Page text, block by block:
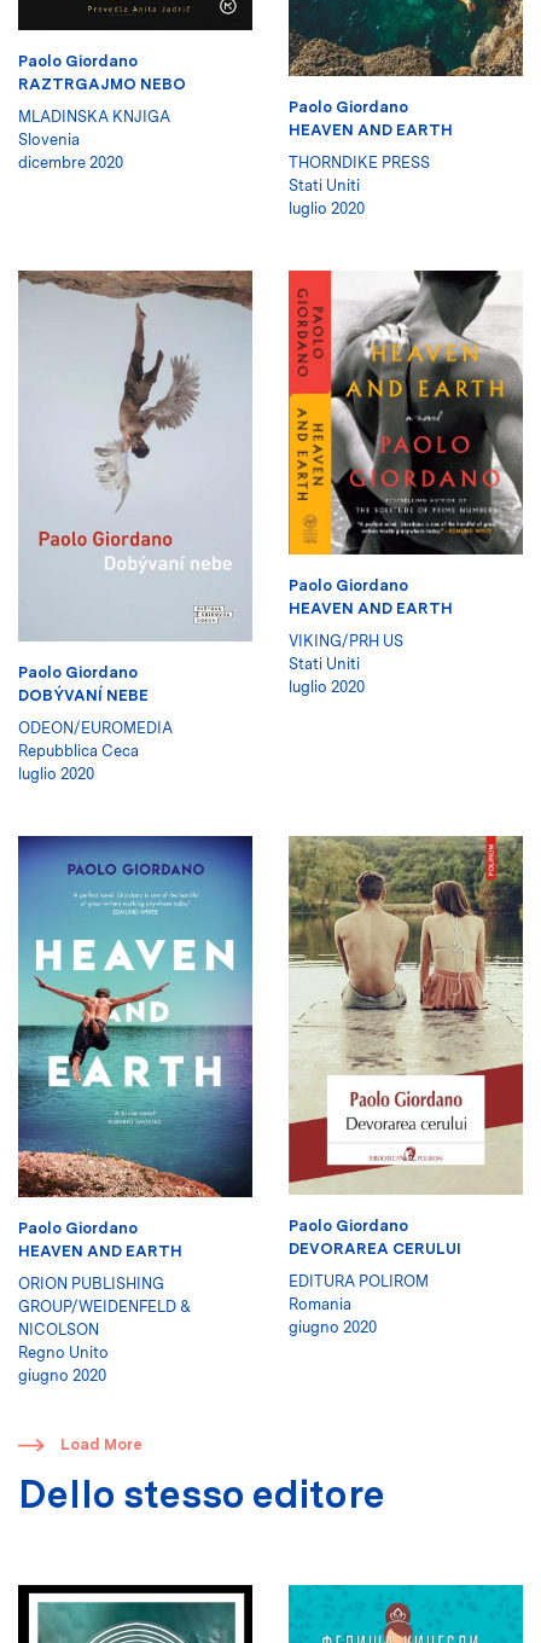
Paolo Giordano
RAZTRGAJMO NEBO
MLADINSKA KNJIGA
Slovenia
dicembre 2020
Paolo Giordano
HEAVEN AND EARTH
THORNDIKE PRESS
Stati Uniti
luglio 2020
Paolo Giordano
DOBÝVANÍ NEBE
ODEON/EUROMEDIA
Repubblica Ceca
luglio 2020
Paolo Giordano
HEAVEN AND EARTH
VIKING/PRH US
Stati Uniti
luglio 2020
Paolo Giordano
HEAVEN AND EARTH
ORION PUBLISHING
GROUP/WEIDENFELD &
NICOLSON
Regno Unito
giugno 2020
Paolo Giordano
DEVORAREA CERULUI
EDITURA POLIROM
Romania
giugno 2020
​ Load More
Dello stesso editore